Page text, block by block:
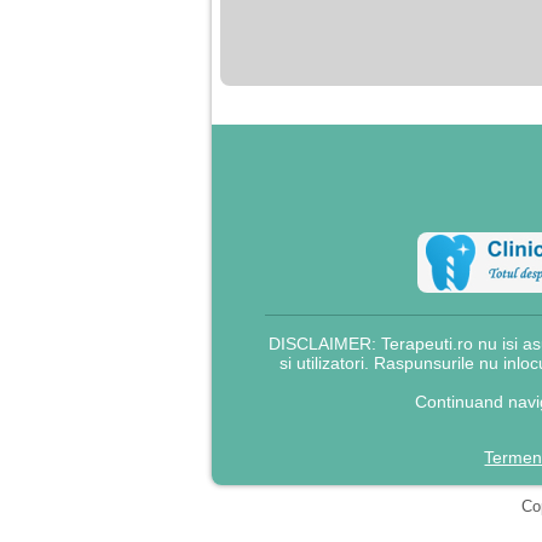
pentru bani.
DISCLAIMER: Terapeuti.ro nu isi
si utilizatori. Raspunsurile nu
Continuand